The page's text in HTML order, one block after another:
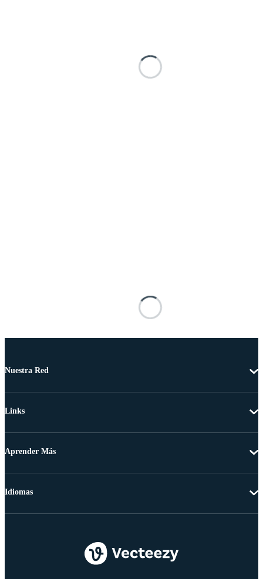
Nuestra Red
Links
Aprender Más
Idiomas